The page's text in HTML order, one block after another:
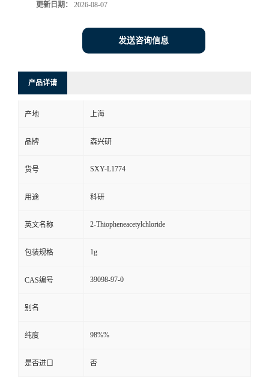
更新日期： 2026-08-07
发送咨询信息
产品详请
产地 上海
品牌 森兴研
货号 SXY-L1774
用途 科研
英文名称 2-Thiopheneacetylchloride
包装规格 1g
CAS编号 39098-97-0
别名
纯度 98%%
是否进口 否